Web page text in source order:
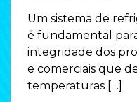
Um sistema de
é fundamental
integridade dos
e comerciais que
temperaturas […]